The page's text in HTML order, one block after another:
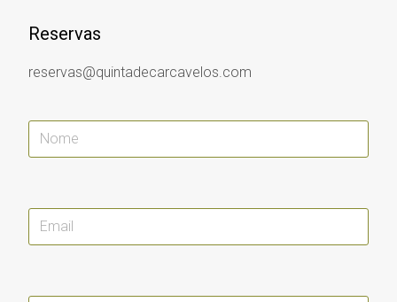
Reservas
reservas@quintadecarcavelos.com